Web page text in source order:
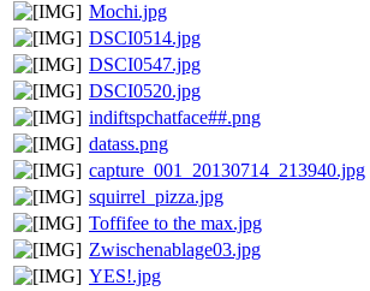
Mochi.jpg
DSCI0514.jpg
DSCI0547.jpg
DSCI0520.jpg
indiftspchatface##.png
datass.png
capture_001_20130714_213940.jpg
squirrel_pizza.jpg
Toffifee to the max.jpg
Zwischenablage03.jpg
YES!.jpg